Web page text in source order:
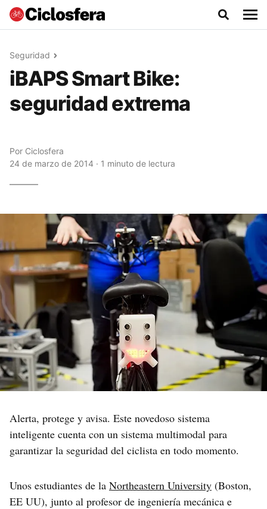
Seguridad
iBAPS Smart Bike:
seguridad extrema
Por Ciclosfera
24 de marzo de 2014 · 1 minuto de lectura
Alerta, protege y avisa. Este novedoso sistema
inteligente cuenta con un sistema multimodal para
garantizar la seguridad del ciclista en todo momento.
Unos estudiantes de la Northeastern University (Boston,
EE UU), junto al profesor de ingeniería mecánica e